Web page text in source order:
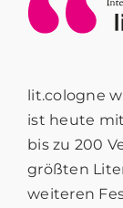
lit.cologne
ist heute
bis zu 200
größten
weiteren